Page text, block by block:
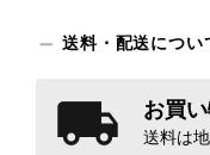
送料・配送につい
お買
送料は